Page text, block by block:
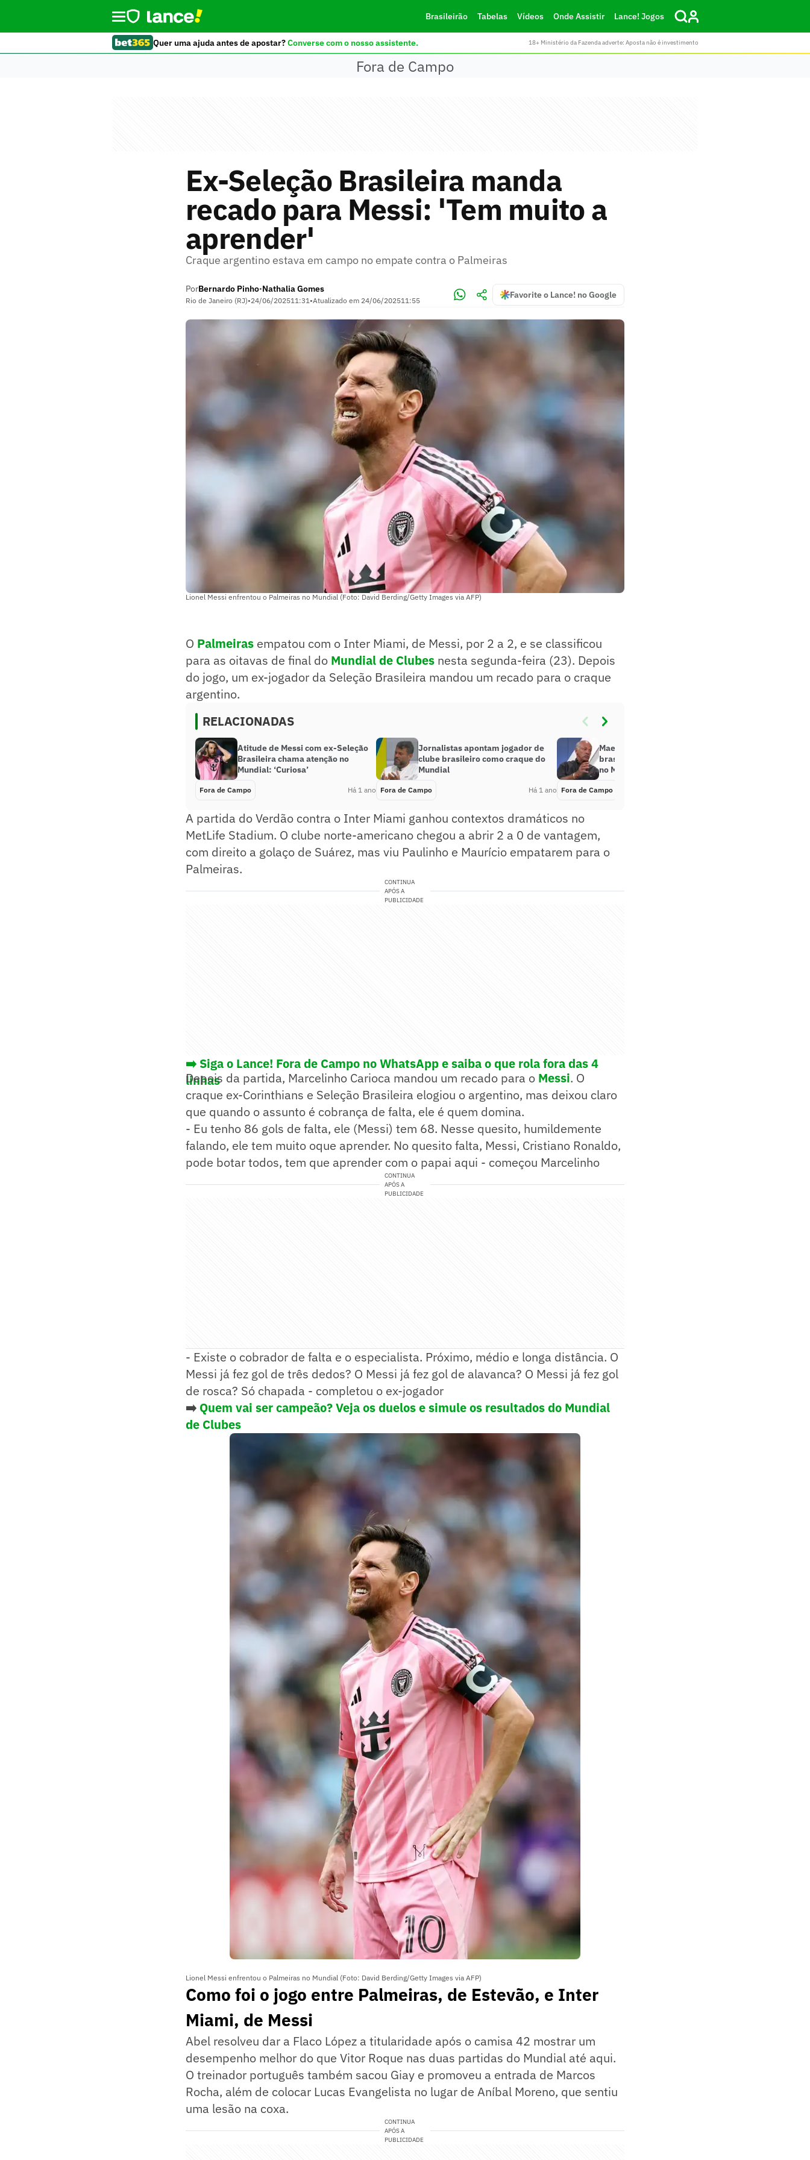
Brasileirão Tabelas Vídeos Onde Assistir Lance! Jogos
Quer uma ajuda antes de apostar?Converse com o nosso assistente. 18+ Ministério da Fazenda adverte: Aposta não é investimento
Fora de Campo
Ex-Seleção Brasileira manda
recado para Messi: 'Tem muito a
aprender'
Craque argentino estava em campo no empate contra o Palmeiras
PorBernardo Pinho•Nathalia Gomes
Rio de Janeiro (RJ)•24/06/202511:31•Atualizado em 24/06/202511:55
Favorite o Lance! no Google
Lionel Messi enfrentou o Palmeiras no Mundial (Foto: David Berding/Getty Images via AFP)
O Palmeiras empatou com o Inter Miami, de Messi, por 2 a 2, e se classificou
para as oitavas de final do Mundial de Clubes nesta segunda-feira (23). Depois
do jogo, um ex-jogador da Seleção Brasileira mandou um recado para o craque
argentino.
RELACIONADAS
Atitude de Messi com ex-Seleção
Brasileira chama atenção no
Mundial: ‘Curiosa’
Fora de Campo Há 1 ano
Jornalistas apontam jogador de
clube brasileiro como craque do
Mundial
Fora de Campo Há 1 ano
Maestro Júnior prevê clube
brasileiro entre os quatro finalistas
no Mundial
Fora de Campo
A partida do Verdão contra o Inter Miami ganhou contextos dramáticos no
MetLife Stadium. O clube norte-americano chegou a abrir 2 a 0 de vantagem,
com direito a golaço de Suárez, mas viu Paulinho e Maurício empatarem para o
Palmeiras.
CONTINUA
APÓS A
PUBLICIDADE
➡️ Siga o Lance! Fora de Campo no WhatsApp e saiba o que rola fora das 4
linhas
Depois da partida, Marcelinho Carioca mandou um recado para o Messi. O
craque ex-Corinthians e Seleção Brasileira elogiou o argentino, mas deixou claro
que quando o assunto é cobrança de falta, ele é quem domina.
- Eu tenho 86 gols de falta, ele (Messi) tem 68. Nesse quesito, humildemente
falando, ele tem muito oque aprender. No quesito falta, Messi, Cristiano Ronaldo,
pode botar todos, tem que aprender com o papai aqui - começou Marcelinho
CONTINUA
APÓS A
PUBLICIDADE
- Existe o cobrador de falta e o especialista. Próximo, médio e longa distância. O
Messi já fez gol de três dedos? O Messi já fez gol de alavanca? O Messi já fez gol
de rosca? Só chapada - completou o ex-jogador
➡️ Quem vai ser campeão? Veja os duelos e simule os resultados do Mundial
de Clubes
Lionel Messi enfrentou o Palmeiras no Mundial (Foto: David Berding/Getty Images via AFP)
Como foi o jogo entre Palmeiras, de Estevão, e Inter
Miami, de Messi
Abel resolveu dar a Flaco López a titularidade após o camisa 42 mostrar um
desempenho melhor do que Vitor Roque nas duas partidas do Mundial até aqui.
O treinador português também sacou Giay e promoveu a entrada de Marcos
Rocha, além de colocar Lucas Evangelista no lugar de Aníbal Moreno, que sentiu
uma lesão na coxa.
CONTINUA
APÓS A
PUBLICIDADE